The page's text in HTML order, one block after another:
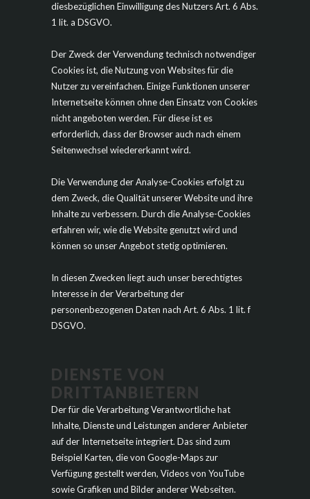
diesbezüglichen Einwilligung des Nutzers Art. 6 Abs.
1 lit. a DSGVO.
Der Zweck der Verwendung technisch notwendiger
Cookies ist, die Nutzung von Websites für die
Nutzer zu vereinfachen. Einige Funktionen unserer
Internetseite können ohne den Einsatz von Cookies
nicht angeboten werden. Für diese ist es
erforderlich, dass der Browser auch nach einem
Seitenwechsel wiedererkannt wird.
Die Verwendung der Analyse-Cookies erfolgt zu
dem Zweck, die Qualität unserer Website und ihre
Inhalte zu verbessern. Durch die Analyse-Cookies
erfahren wir, wie die Website genutzt wird und
können so unser Angebot stetig optimieren.
In diesen Zwecken liegt auch unser berechtigtes
Interesse in der Verarbeitung der
personenbezogenen Daten nach Art. 6 Abs. 1 lit. f
DSGVO.
DIENSTE VON
DRITTANBIETERN
Der für die Verarbeitung Verantwortliche hat
Inhalte, Dienste und Leistungen anderer Anbieter
auf der Internetseite integriert. Das sind zum
Beispiel Karten, die von Google-Maps zur
Verfügung gestellt werden, Videos von YouTube
sowie Grafiken und Bilder anderer Webseiten.